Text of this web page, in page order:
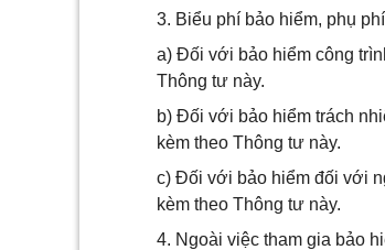
3. Biểu phí bảo hiểm, phụ
a) Đối với bảo hiểm công
Thông tư này.
b) Đối với bảo hiểm trách
kèm theo Thông tư này.
c) Đối với bảo hiểm đối với
kèm theo Thông tư này.
4. Ngoài việc tham gia bảo